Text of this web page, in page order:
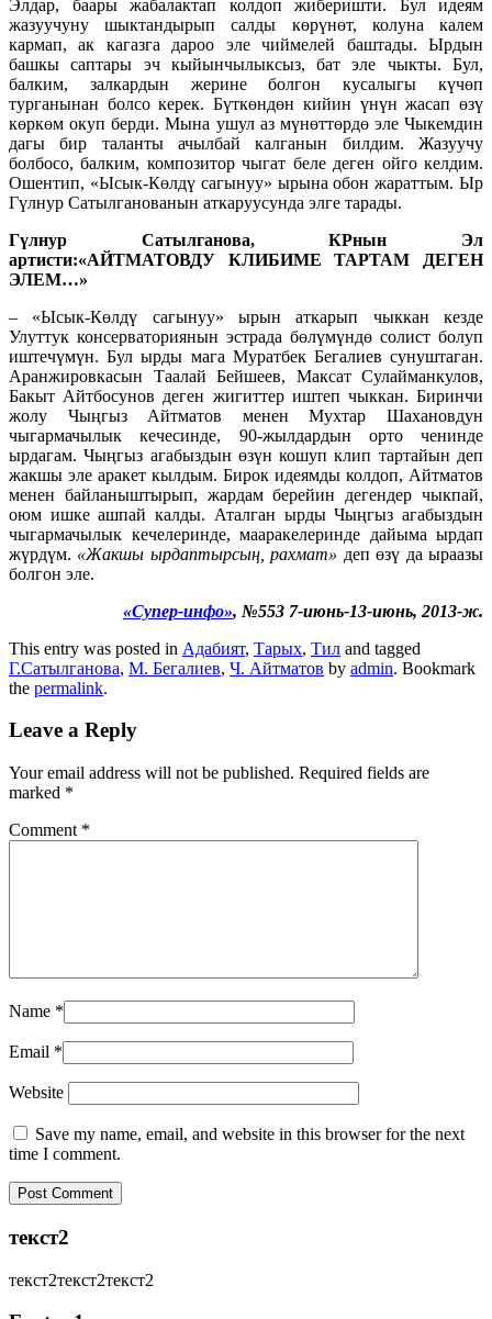
Элдар, баары жабалактап колдоп жиберишти. Бул идеям
жазуучуну шыктандырып салды көрүнөт, колуна калем
кармап, ак кагазга дароо эле чиймелей баштады. Ырдын
башкы саптары эч кыйынчылыксыз, бат эле чыкты. Бул,
балким, залкардын жерине болгон кусалыгы күчөп
турганынан болсо керек. Бүткөндөн кийин үнүн жасап өзү
көркөм окуп берди. Мына ушул аз мүнөттөрдө эле Чыкемдин
дагы бир таланты ачылбай калганын билдим. Жазуучу
болбосо, балким, композитор чыгат беле деген ойго келдим.
Ошентип, «Ысык-Көлдү сагынуу» ырына обон жараттым. Ыр
Гүлнур Сатылганованын аткаруусунда элге тарады.
Гүлнур Сатылганова, КРнын Эл
артисти:«АЙТМАТОВДУ КЛИБИМЕ ТАРТАМ ДЕГЕН
ЭЛЕМ…»
– «Ысык-Көлдү сагынуу» ырын аткарып чыккан кезде
Улуттук консерваториянын эстрада бөлүмүндө солист болуп
иштечүмүн. Бул ырды мага Муратбек Бегалиев сунуштаган.
Аранжировкасын Таалай Бейшеев, Максат Сулайманкулов,
Бакыт Айтбосунов деген жигиттер иштеп чыккан. Биринчи
жолу Чыңгыз Айтматов менен Мухтар Шахановдун
чыгармачылык кечесинде, 90-жылдардын орто ченинде
ырдагам. Чыңгыз агабыздын өзүн кошуп клип тартайын деп
жакшы эле аракет кылдым. Бирок идеямды колдоп, Айтматов
менен байланыштырып, жардам берейин дегендер чыкпай,
оюм ишке ашпай калды. Аталган ырды Чыңгыз агабыздын
чыгармачылык кечелеринде, мааракелеринде дайыма ырдап
жүрдүм. «Жакшы ырдаптырсың, рахмат» деп өзү да ыраазы
болгон эле.
«Супер-инфо», №553 7-июнь-13-июнь, 2013-ж.
This entry was posted in Адабият, Тарых, Тил and tagged
Г.Сатылганова, М. Бегалиев, Ч. Айтматов by admin. Bookmark
the permalink.
Leave a Reply
Your email address will not be published. Required fields are
marked *
Comment *
Name *
Email *
Website
Save my name, email, and website in this browser for the next
time I comment.
текст2
текст2текст2текст2